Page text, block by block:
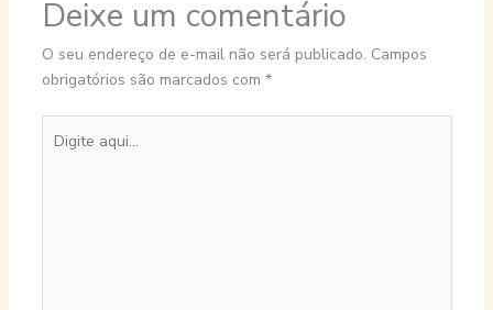
Deixe um comentário
O seu endereço de e-mail não será publicado. Campos
obrigatórios são marcados com *
aqui...